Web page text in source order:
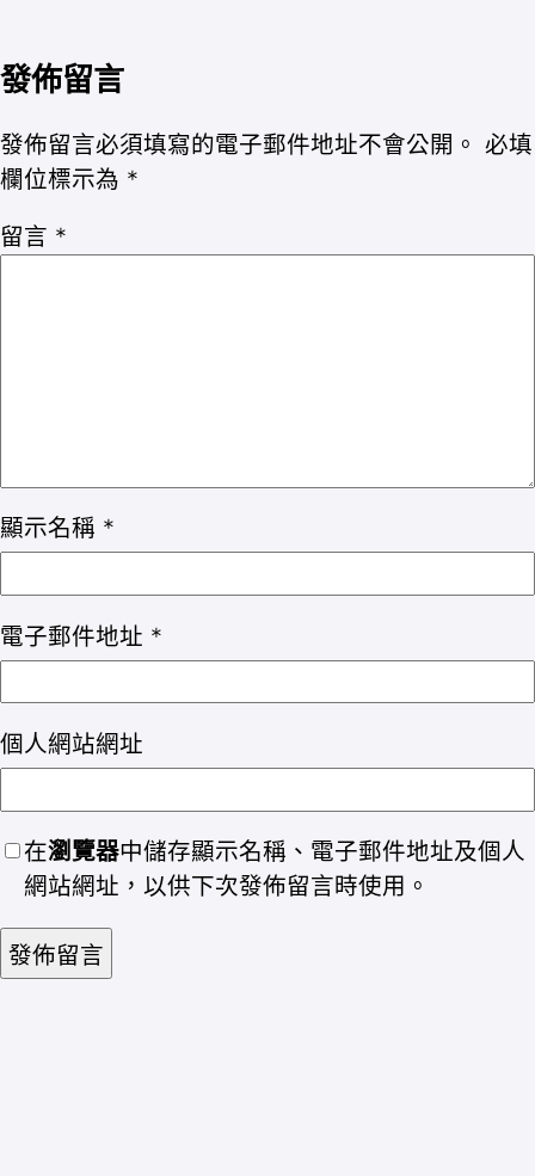
發佈留言
發佈留言必須填寫的電子郵件地址不會公開。 必填
欄位標示為 *
留言 *
顯示名稱 *
電子郵件地址 *
個人網站網址
在瀏覽器中儲存顯示名稱、電子郵件地址及個人
網站網址，以供下次發佈留言時使用。